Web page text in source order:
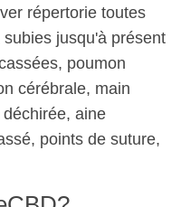
répertorie toutes
jusqu'à présent
poumon
cérébrale, main
aine
points de suture,